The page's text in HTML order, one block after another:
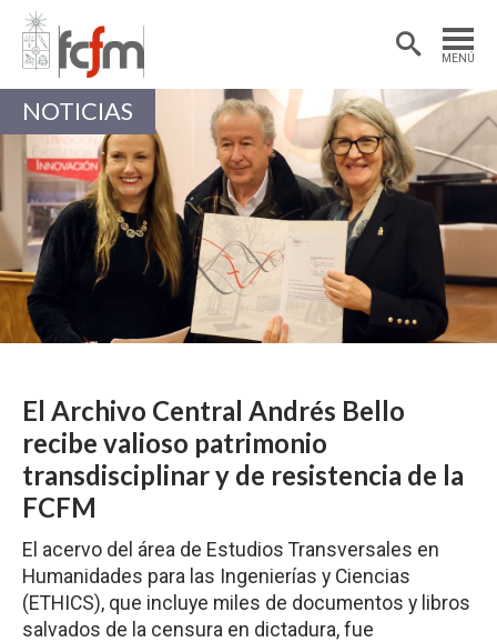
MENÚ
Estudiantes
Académicas/os
NOTICIAS
El Archivo Central Andrés Bello
recibe valioso patrimonio
transdisciplinar y de resistencia de la
FCFM
El acervo del área de Estudios Transversales en
Humanidades para las Ingenierías y Ciencias
(ETHICS), que incluye miles de documentos y libros
salvados de la censura en dictadura, fue